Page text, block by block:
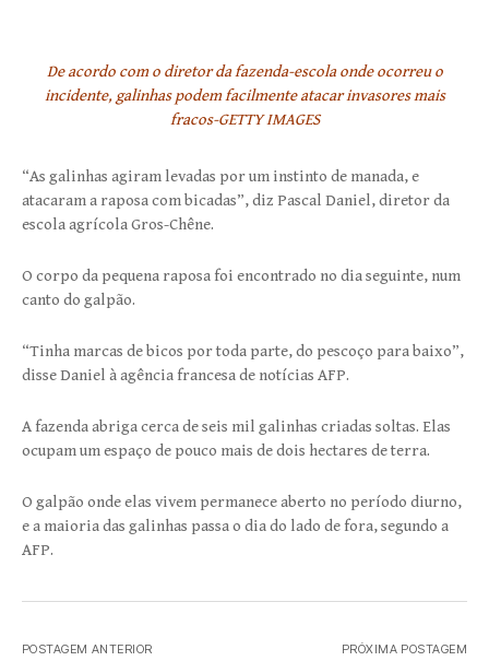
De acordo com o diretor da fazenda-escola onde ocorreu o
incidente, galinhas podem facilmente atacar invasores mais
fracos-GETTY IMAGES
“As galinhas agiram levadas por um instinto de manada, e
atacaram a raposa com bicadas”, diz Pascal Daniel, diretor da
escola agrícola Gros-Chêne.
O corpo da pequena raposa foi encontrado no dia seguinte, num
canto do galpão.
“Tinha marcas de bicos por toda parte, do pescoço para baixo”,
disse Daniel à agência francesa de notícias AFP.
A fazenda abriga cerca de seis mil galinhas criadas soltas. Elas
ocupam um espaço de pouco mais de dois hectares de terra.
O galpão onde elas vivem permanece aberto no período diurno,
e a maioria das galinhas passa o dia do lado de fora, segundo a
AFP.
POSTAGEM ANTERIOR PRÓXIMA POSTAGEM